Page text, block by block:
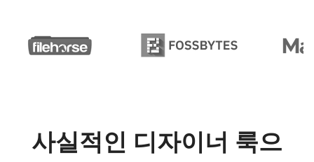
사실적인 디자이너 룩으